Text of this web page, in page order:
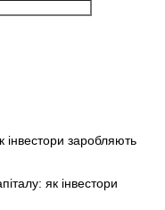
як інвестори